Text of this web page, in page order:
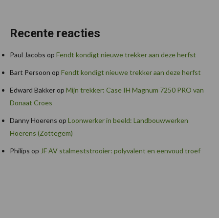
Recente reacties
Paul Jacobs op Fendt kondigt nieuwe trekker aan deze herfst
Bart Persoon op Fendt kondigt nieuwe trekker aan deze herfst
Edward Bakkerop Mijn trekker: Case IH Magnum 7250 PRO van
Donaat Croes
Danny Hoerens op Loonwerker in beeld: Landbouwwerken
Hoerens (Zottegem)
Philips op JF AV stalmeststrooier: polyvalent en eenvoud troef